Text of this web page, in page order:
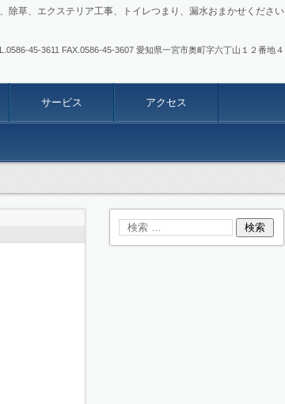
除草、エクステリア工事、トイレつまり、漏水おまかせください
45-3611 FAX.0586-45-3607 愛知県一宮市奥町字六丁山１２番地４
サービス アクセス